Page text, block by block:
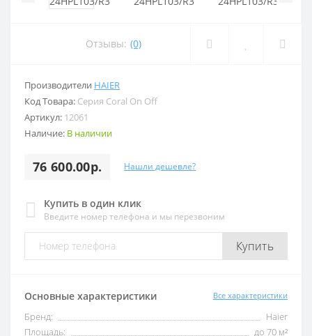
Отзывы: (0)
Производители HAIER
Код Товара: Серия Coral On Off
Артикул: 12061
Наличие: В наличии
76 600.00р. Нашли дешевле?
Купить в один клик
Введите номер телефона и мы перезвоним
Купить
Основные характеристики Все характеристики
Бренд:
Haier
Площадь:
до 70 м²